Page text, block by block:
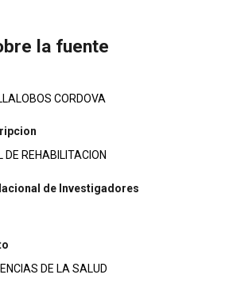
la fuente
CORDOVA
DE REHABILITACION
de Investigadores
CIENCIAS DE LA SALUD